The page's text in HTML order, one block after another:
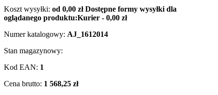
Koszt wysyłki: od 0,00 złDostępne formy wysyłki dla
oglądanego produktu:Kurier - 0,00 zł
Numer katalogowy: AJ_1612014
Stan magazynowy:
Kod EAN: 1
Cena brutto: 1 568,25 zł